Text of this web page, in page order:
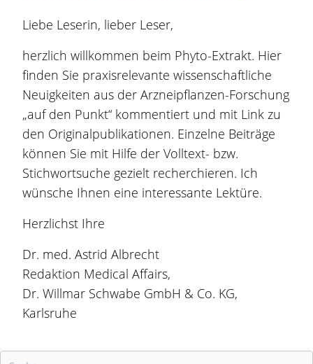
Liebe Leserin, lieber Leser,
herzlich willkommen beim Phyto-Extrakt. Hier
finden Sie praxisrelevante wissenschaftliche
Neuigkeiten aus der Arzneipflanzen-Forschung
„auf den Punkt“ kommentiert und mit Link zu
den Originalpublikationen. Einzelne Beiträge
können Sie mit Hilfe der Volltext- bzw.
Stichwortsuche gezielt recherchieren. Ich
wünsche Ihnen eine interessante Lektüre.
Herzlichst Ihre
Dr. med. Astrid Albrecht
Redaktion Medical Affairs,
Dr. Willmar Schwabe GmbH & Co. KG,
Karlsruhe